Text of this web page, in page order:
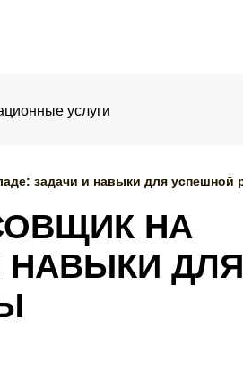
услуги
задачи и навыки для успешной
НА
НАВЫКИ ДЛЯ